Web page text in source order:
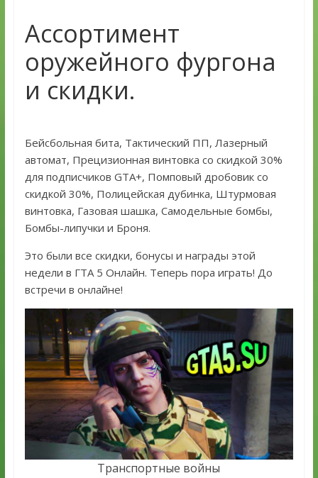
Ассортимент
оружейного фургона
и скидки.
Бейсбольная бита, Тактический ПП, Лазерный
автомат, Прецизионная винтовка со скидкой 30%
для подписчиков GTA+, Помповый дробовик со
скидкой 30%, Полицейская дубинка, Штурмовая
винтовка, Газовая шашка, Самодельные бомбы,
Бомбы-липучки и Броня.
Это были все скидки, бонусы и награды этой
недели в ГТА 5 Онлайн. Теперь пора играть! До
встречи в онлайне!
Транспортные войны